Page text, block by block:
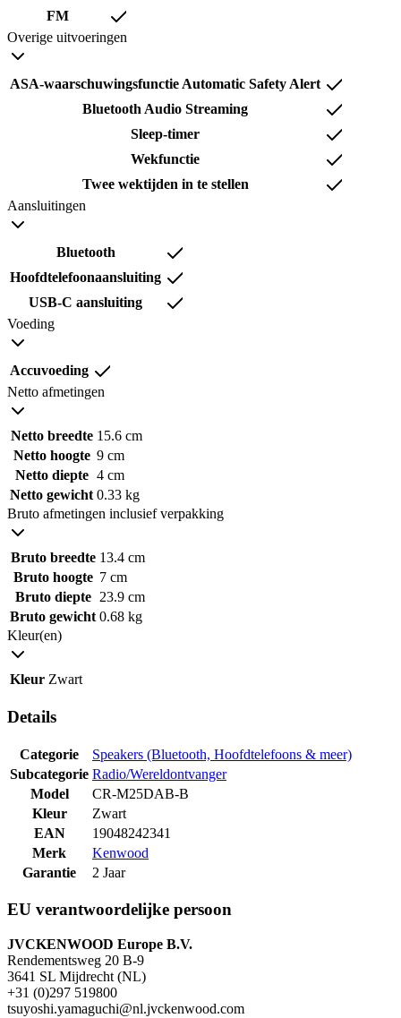
FM
Overige uitvoeringen
ASA-waarschuwingsfunctie Automatic Safety Alert
Bluetooth Audio Streaming
Sleep-timer
Wekfunctie
Twee wektijden in te stellen
Aansluitingen
Bluetooth
Hoofdtelefoonaansluiting
USB-C aansluiting
Voeding
Accuvoeding
Netto afmetingen
Netto breedte 15.6 cm
Netto hoogte 9 cm
Netto diepte 4 cm
Netto gewicht 0.33 kg
Bruto afmetingen inclusief verpakking
Bruto breedte 13.4 cm
Bruto hoogte 7 cm
Bruto diepte
23.9 cm
Bruto gewicht 0.68 kg
Kleur(en)
Kleur Zwart
Details
Categorie
Speakers (Bluetooth, Hoofdtelefoons & meer)
Subcategorie Radio/Wereldontvanger
Model
CR-M25DAB-B
Kleur
Zwart
EAN
19048242341
Merk
Kenwood
Garantie
2 Jaar
EU verantwoordelijke persoon
JVCKENWOOD Europe B.V.
Rendementsweg 20 B-9
3641 SL Mijdrecht (NL)
+31 (0)297 519800
tsuyoshi.yamaguchi@nl.jvckenwood.com